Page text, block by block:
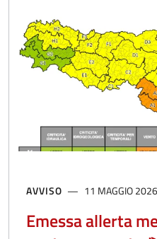
AVVISO 11 MAGGIO 2026
Emessa allerta